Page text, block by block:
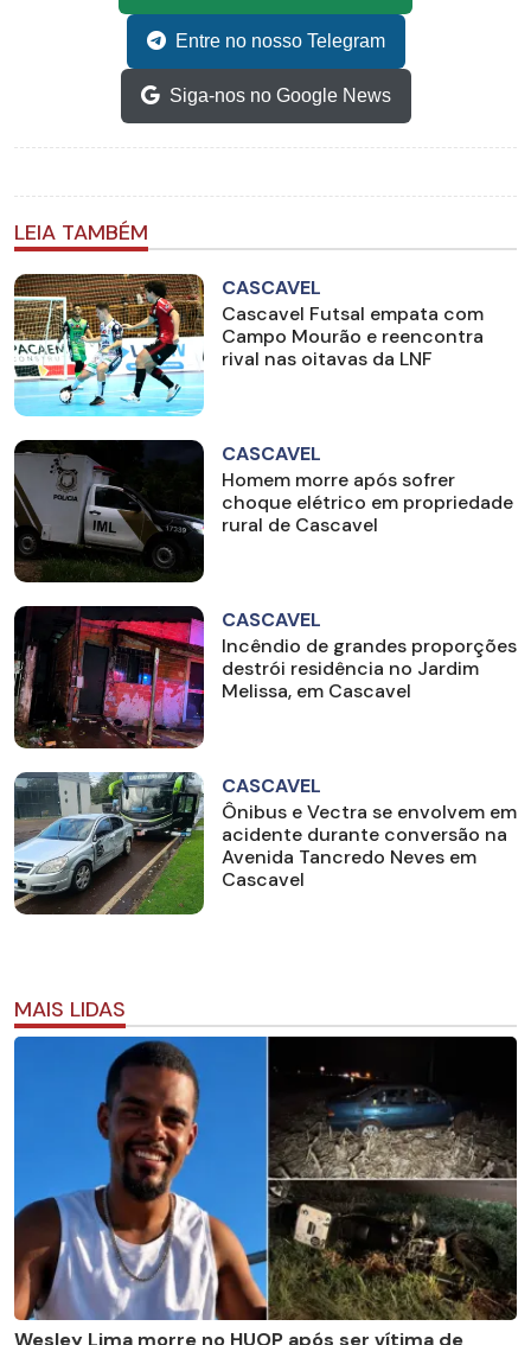
Entre no nosso Telegram
Siga-nos no Google News
LEIA TAMBÉM
CASCAVEL
Cascavel Futsal empata com
Campo Mourão e reencontra
rival nas oitavas da LNF
CASCAVEL
Homem morre após sofrer
choque elétrico em propriedade
rural de Cascavel
CASCAVEL
Incêndio de grandes proporções
destrói residência no Jardim
Melissa, em Cascavel
CASCAVEL
Ônibus e Vectra se envolvem em
acidente durante conversão na
Avenida Tancredo Neves em
Cascavel
MAIS LIDAS
Wesley Lima morre no HUOP após ser vítima de